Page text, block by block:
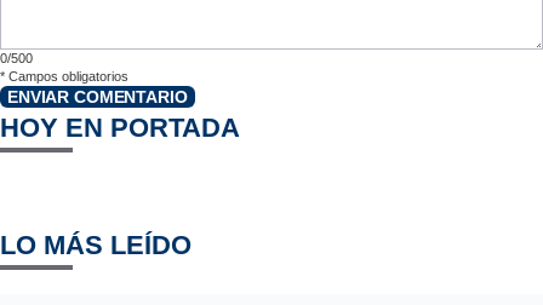
0/500
* Campos obligatorios
ENVIAR COMENTARIO
HOY EN PORTADA
LO MÁS LEÍDO